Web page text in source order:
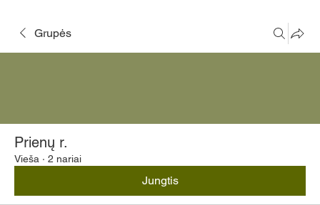
Grupės
Prienų r.
Vieša · 2 nariai
Jungtis